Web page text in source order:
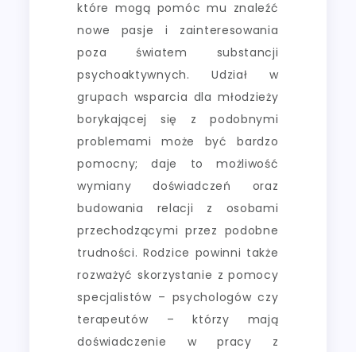
które mogą pomóc mu znaleźć
nowe pasje i zainteresowania
poza światem substancji
psychoaktywnych. Udział w
grupach wsparcia dla młodzieży
borykającej się z podobnymi
problemami może być bardzo
pomocny; daje to możliwość
wymiany doświadczeń oraz
budowania relacji z osobami
przechodzącymi przez podobne
trudności. Rodzice powinni także
rozważyć skorzystanie z pomocy
specjalistów – psychologów czy
terapeutów – którzy mają
doświadczenie w pracy z